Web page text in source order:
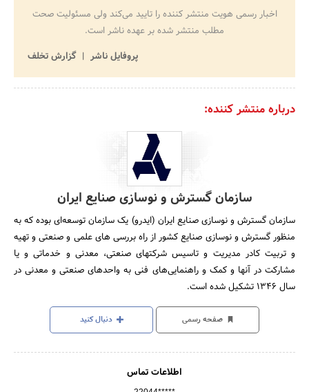
اخبار رسمی هویت منتشر کننده را تایید می‌کند ولی مسئولیت صحت
مطلب منتشر شده بر عهده ناشر است.
پروفایل ناشر
گزارش تخلف
درباره منتشر کننده:
سازمان گسترش و نوسازی صنایع ایران
سازمان گسترش و نوسازی صنایع ایران (ایدرو) یک سازمان توسعه‌ای بوده که به
منظور گسترش و نوسازی صنایع کشور از راه بررسی های علمی و صنعتی و تهیه
و تربیت کادر مدیریت و تاسیس شرکتهای صنعتی، معدنی و خدماتی و یا
مشارکت در آنها و کمک و راهنمایی‌های فنی به واحدهای صنعتی و معدنی در
سال 1346 تشکیل شده است.
صفحه رسمی دنبال کنید
اطلاعات تماس